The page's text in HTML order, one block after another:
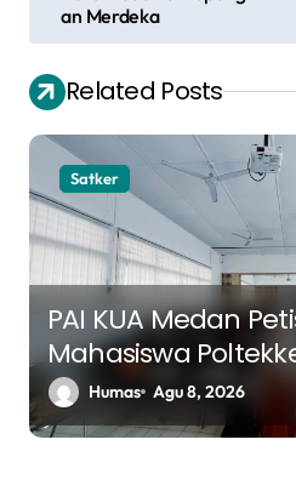
i
g
a
s
i
p
o
an Merdeka
Related Posts
Satker
PAI KUA Medan
Mahasiswa
tentang Tujuan
Ketaatan dalam
Humas Agu 8, 2026